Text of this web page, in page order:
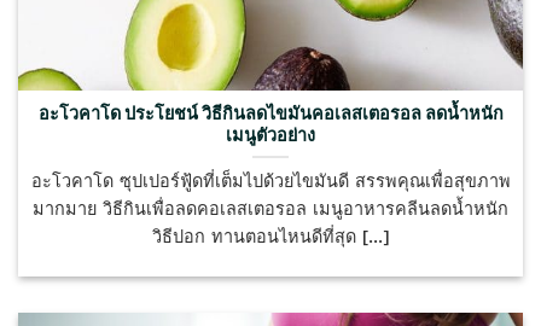
อะโวคาโด ประโยชน์ วิธีกินลดไขมันคอเลสเตอรอล ลดน้ำหนัก
เมนูตัวอย่าง
อะโวคาโด ซุปเปอร์ฟู้ดที่เต็มไปด้วยไขมันดี สรรพคุณเพื่อสุขภาพ
มากมาย วิธีกินเพื่อลดคอเลสเตอรอล เมนูอาหารคลีนลดน้ำหนัก
วิธีปอก ทานตอนไหนดีที่สุด [...]